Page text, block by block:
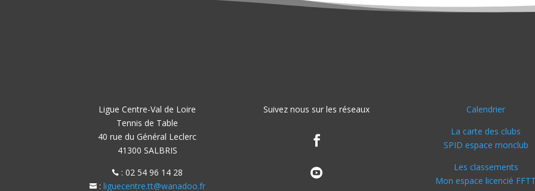
Ligue Centre-Val de Loire
Tennis de Table
40 rue du Général Leclerc
41300 SALBRIS
 : 02 54 96 14 28
: liguecentre.tt@wanadoo.fr
Suivez nous sur les réseaux


Calendrier
La carte des clubs
SPID espace monclub
Les classements
Mon espace licencié